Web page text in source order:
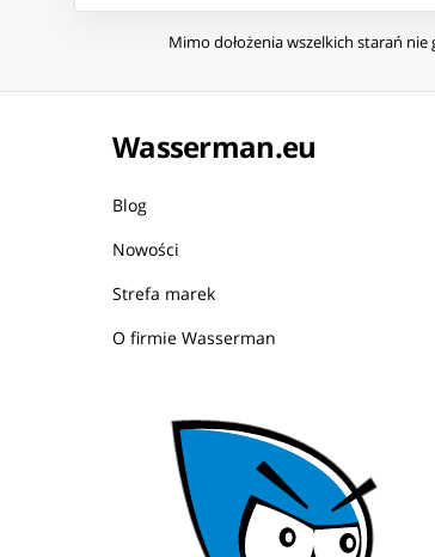
Mimo dołożenia wszelkich starań
Wasserman.eu
Blog
Nowości
Strefa marek
O firmie Wasserman